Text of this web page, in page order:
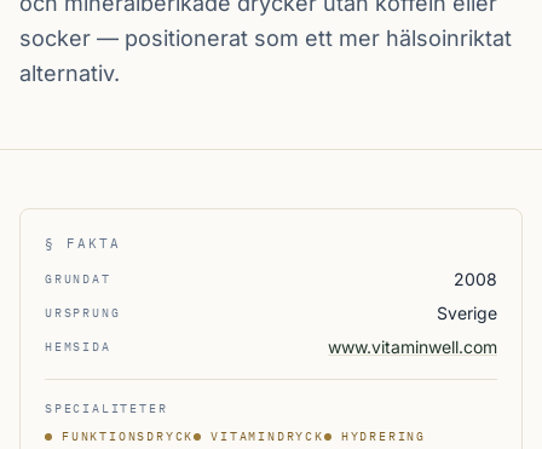
socker — positionerat som ett mer hälsoinriktat
alternativ.
§ FAKTA
GRUNDAT 2008
URSPRUNG Sverige
HEMSIDA www.vitaminwell.com
SPECIALITETER
FUNKTIONSDRYCK
VITAMINDRYCK HYDRERING